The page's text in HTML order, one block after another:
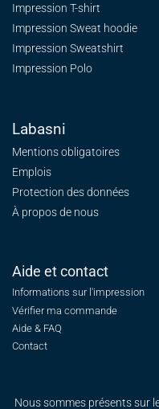
Impression T-shirt
Impression Sweat hoodie
Impression Sweatshirt
Impression Polo
Labasni
Mentions obligatoires
Emplois
Protection des données
À propos de nous
Aide et contact
Informations sur l'impression
Vérifier ma commande
Aide & FAQ
Contact
Nous sommes présents sur